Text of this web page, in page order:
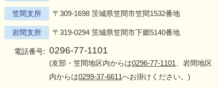
笠間支所 〒309-1698 茨城県笠間市笠間1532番地
岩間支所 〒319-0294 茨城県笠間市下郷5140番地
電話番号: 0296-77-1101
(友部・笠間地区内からは0296-77-1101 、岩間地区
内からは0299-37-6611へお掛けください。)